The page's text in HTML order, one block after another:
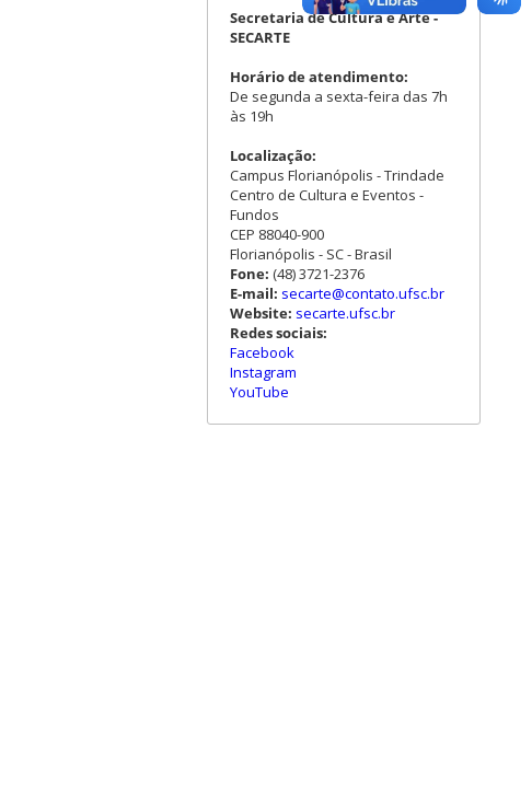
Secretaria de Cultura e Arte -
SECARTE
Horário de atendimento:
De segunda a sexta-feira das 7h
às 19h
Localização:
Campus Florianópolis - Trindade
Centro de Cultura e Eventos -
Fundos
CEP 88040-900
Florianópolis - SC - Brasil
Fone: (48) 3721-2376
E-mail: secarte@contato.ufsc.br
Website: secarte.ufsc.br
Redes sociais:
Facebook
Instagram
YouTube